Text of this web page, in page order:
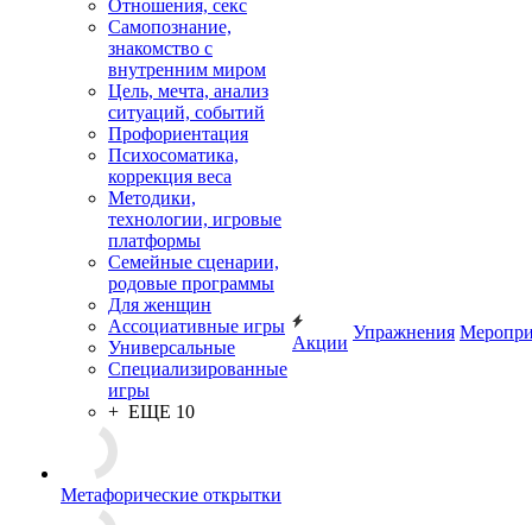
Психологические игры
Для детей,
подростков,
семейные игры
Деньги, финансы,
бизнес-игры
Отношения, секс
Самопознание,
знакомство с
внутренним миром
Цель, мечта, анализ
ситуаций, событий
Профориентация
Психосоматика,
коррекция веса
Методики,
технологии, игровые
платформы
Семейные сценарии,
родовые программы
Для женщин